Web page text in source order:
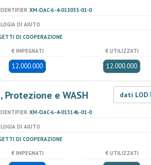
XM-DAC-6-4-013033-01-0
DI AIUTO
DI COOPERAZIONE
€ IMPEGNATI
12.000.000
€ UTILIZZATI
12.000.000
e WASH dati LOD
XM-DAC-6-4-013146-01-0
DI AIUTO
DI COOPERAZIONE
€ IMPEGNATI € UTILIZZATI